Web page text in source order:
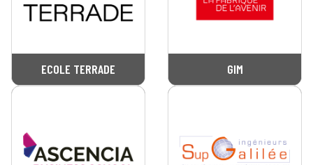
ECOLE TERRADE GIM